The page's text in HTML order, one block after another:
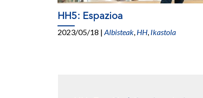
HH5: Espazioa
2023/05/18 | Albisteak, HH, Ikastola